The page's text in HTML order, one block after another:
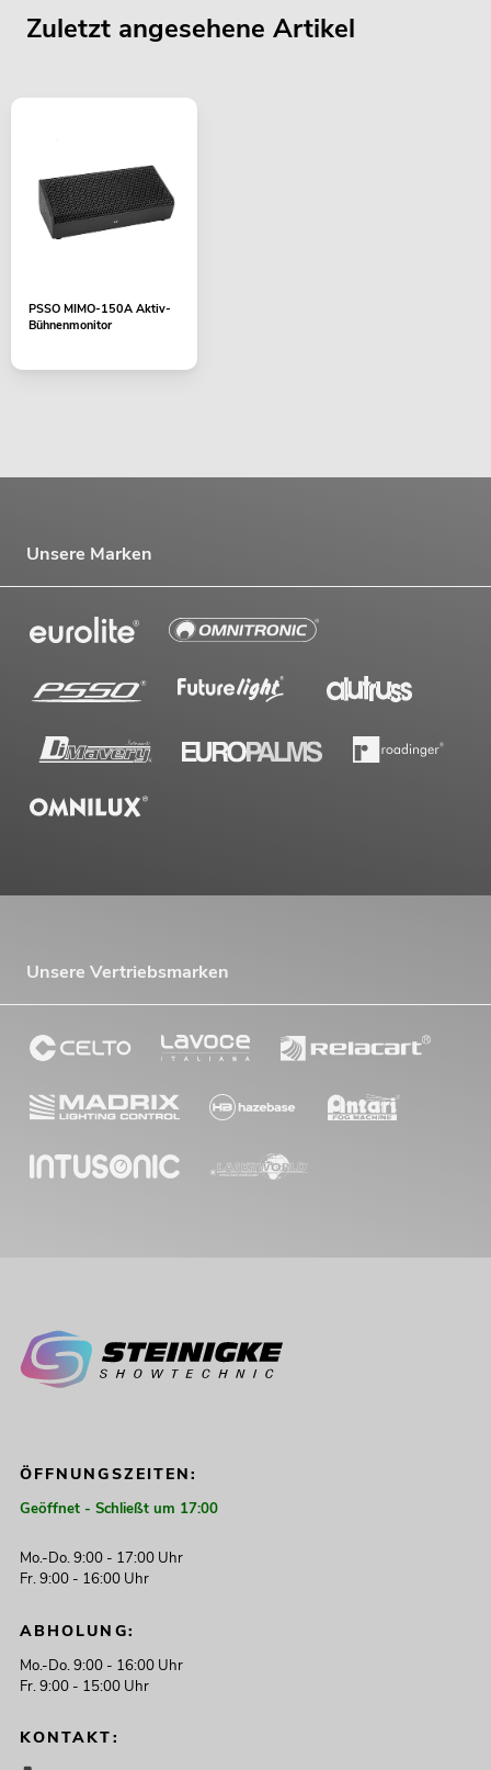
Zuletzt angesehene Artikel
PSSO MIMO-150A Aktiv-
Bühnenmonitor
Unsere Marken
Unsere Vertriebsmarken
ÖFFNUNGSZEITEN:
Geöffnet - Schließt um 17:00
Mo.-Do. 9:00 - 17:00 Uhr
Fr. 9:00 - 16:00 Uhr
ABHOLUNG:
Mo.-Do. 9:00 - 16:00 Uhr
Fr. 9:00 - 15:00 Uhr
KONTAKT: